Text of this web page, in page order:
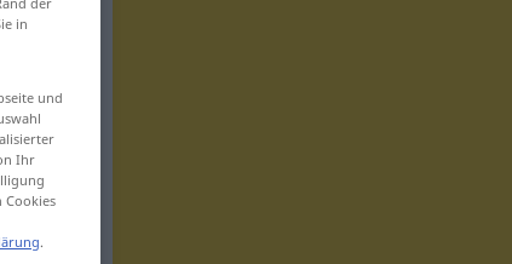
in
und
Ihr
Cookies
.